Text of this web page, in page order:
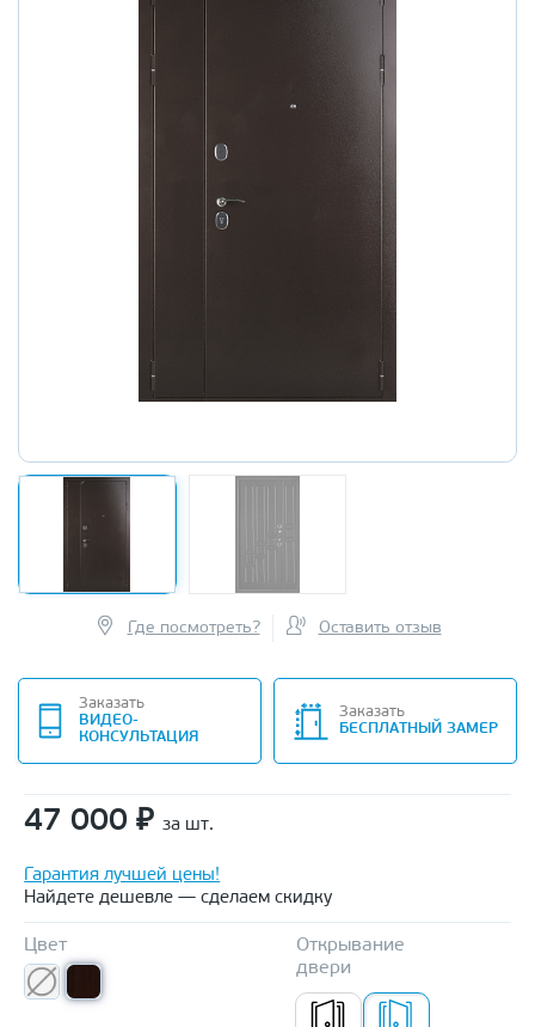
Где посмотреть? Оставить отзыв
Заказать
ВИДЕО-
КОНСУЛЬТАЦИЯ
Заказать
БЕСПЛАТНЫЙ ЗАМЕР
47 000 ₽ за шт.
Гарантия лучшей цены!
Найдете дешевле — сделаем скидку
Цвет
Открывание
двери